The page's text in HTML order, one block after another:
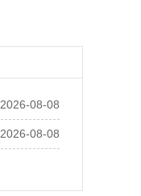
2026-08-08
2026-08-08